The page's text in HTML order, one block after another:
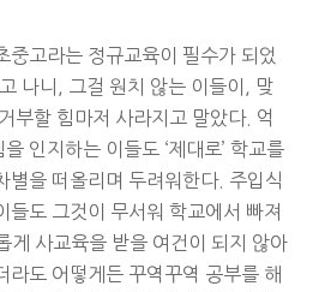
중고라는 정규교육이 필수가 되었
나니, 그걸 원치 않는 이들이, 맞
부할 힘마저 사라지고 말았다. 억
인지하는 이들도 ‘제대로’ 학교를
별을 떠올리며 두려워한다. 주입식
들도 그것이 무서워 학교에서 빠져
게 사교육을 받을 여건이 되지 않아
라도 어떻게든 꾸역꾸역 공부를 해